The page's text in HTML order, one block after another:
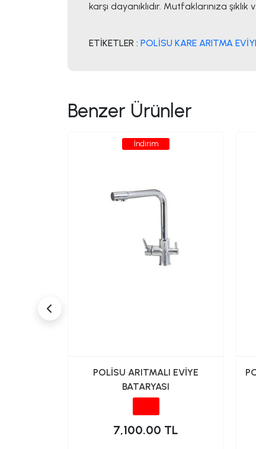
karşı dayanıklıdır. Mutfaklarınıza
ETİKETLER : POLİSU KARE ARITMA
Benzer Ürünler
İndirim
POLİSU ARITMALI EVİYE
BATARYASI
7,100.00 TL